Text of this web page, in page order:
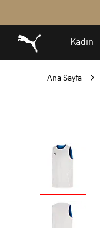
Ana Sayfa